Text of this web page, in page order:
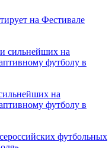
на Фестивале
на
футболу в